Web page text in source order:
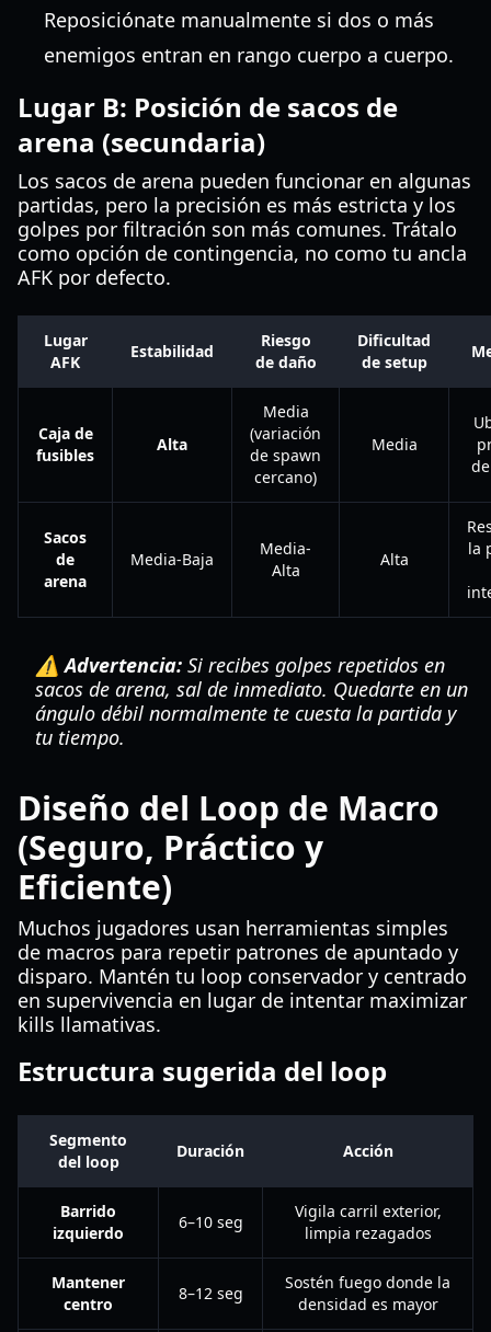
Reposiciónate manualmente si dos o más
enemigos entran en rango cuerpo a cuerpo.
Lugar B: Posición de sacos de
arena (secundaria)
Los sacos de arena pueden funcionar en algunas
partidas, pero la precisión es más estricta y los
golpes por filtración son más comunes. Trátalo
como opción de contingencia, no como tu ancla
AFK por defecto.
Lugar
AFK
Estabilidad
Riesgo
de daño
Dificultad
de setup
Caja de
fusibles
Alta
Media
(variación
de spawn
cercano)
Media
Sacos
de
arena
Media-Baja
Media-
Alta
Alta
la
⚠️ Advertencia: Si recibes golpes repetidos en
sacos de arena, sal de inmediato. Quedarte en un
ángulo débil normalmente te cuesta la partida y
tu tiempo.
Diseño del Loop de Macro
(Seguro, Práctico y
Eficiente)
Muchos jugadores usan herramientas simples
de macros para repetir patrones de apuntado y
disparo. Mantén tu loop conservador y centrado
en supervivencia en lugar de intentar maximizar
kills llamativas.
Estructura sugerida del loop
Segmento
del loop
Duración Acción
Barrido
izquierdo
6–10 seg
Vigila carril exterior,
limpia rezagados
Mantener
centro
8–12 seg
Sostén fuego donde la
densidad es mayor